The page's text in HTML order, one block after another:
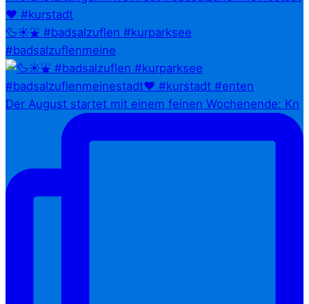
🦆☀️⛲ #badsalzuflen #kurparksee
#badsalzuflenmeine
Der August startet mit einem feinen Wochenende: Kn